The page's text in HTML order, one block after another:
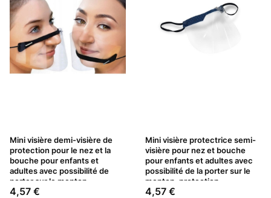
Mini visière demi-visière de
protection pour le nez et la
bouche pour enfants et
adultes avec possibilité de
porter sur le menton,
protection en plastique
Prix
4,57 €
Mini visière protectrice semi-
visière pour nez et bouche
pour enfants et adultes avec
possibilité de la porter sur le
menton, protection
transparente en plastique bleu
Prix
4,57 €